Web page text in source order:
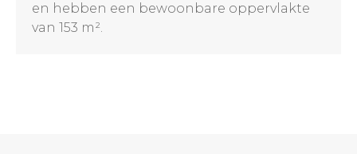
en hebben een bewoonbare oppervlakte
van 153 m².